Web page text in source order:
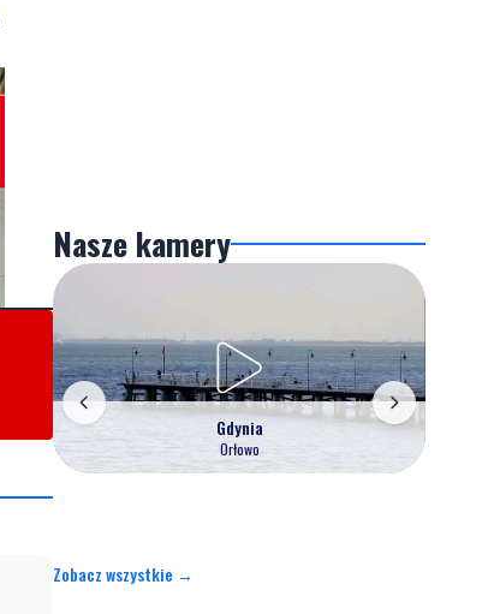
Nasze kamery
Gdynia
Orłowo
Zobacz wszystkie →